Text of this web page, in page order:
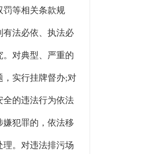
罚等相关条款规
有法必依、执法必
。对典型、严重的
，实行挂牌督办;对
全的违法行为依法
嫌犯罪的，依法移
理。对违法排污场